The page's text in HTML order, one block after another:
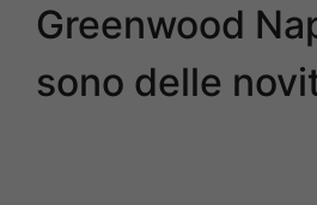
Greenwood
sono delle